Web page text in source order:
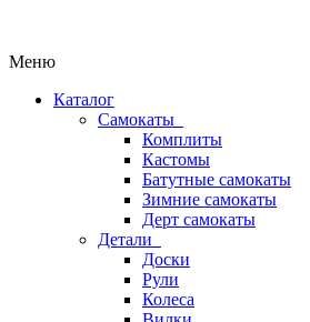
Меню
Каталог
Самокаты
Комплиты
Кастомы
Батутные самокаты
Зимние самокаты
Дерт самокаты
Детали
Доски
Рули
Колеса